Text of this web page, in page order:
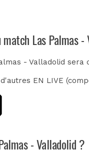
Las Palmas
- Valladolid sera
EN LIVE
- Valladolid ?